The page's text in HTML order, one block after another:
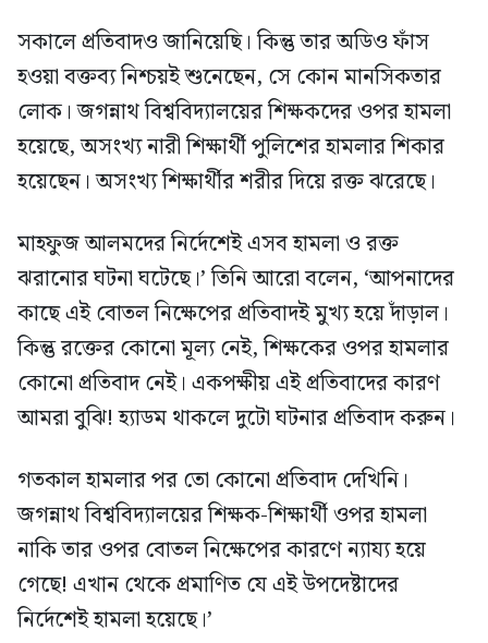
সকালে প্রতিবাদও জানিয়েছি। কিন্তু তার অডিও ফাঁস
হওয়া বক্তব্য নিশ্চয়ই শুনেছেন, সে কোন মানসিকতার
লোক। জগন্নাথ বিশ্ববিদ্যালয়ের শিক্ষকদের ওপর হামলা
হয়েছে, অসংখ্য নারী শিক্ষার্থী পুলিশের হামলার শিকার
হয়েছেন। অসংখ্য শিক্ষার্থীর শরীর দিয়ে রক্ত ঝরেছে।
মাহফুজ আলমদের নির্দেশেই এসব হামলা ও রক্ত
ঝরানোর ঘটনা ঘটেছে।’ তিনি আরো বলেন, ‘আপনাদের
কাছে এই বোতল নিক্ষেপের প্রতিবাদই মুখ্য হয়ে দাঁড়াল।
কিন্তু রক্তের কোনো মূল্য নেই, শিক্ষকের ওপর হামলার
কোনো প্রতিবাদ নেই। একপক্ষীয় এই প্রতিবাদের কারণ
আমরা বুঝি! হ্যাডম থাকলে দুটো ঘটনার প্রতিবাদ করুন।
গতকাল হামলার পর তো কোনো প্রতিবাদ দেখিনি।
জগন্নাথ বিশ্ববিদ্যালয়ের শিক্ষক-শিক্ষার্থী ওপর হামলা
নাকি তার ওপর বোতল নিক্ষেপের কারণে ন্যায্য হয়ে
গেছে! এখান থেকে প্রমাণিত যে এই উপদেষ্টাদের
নির্দেশেই হামলা হয়েছে।’